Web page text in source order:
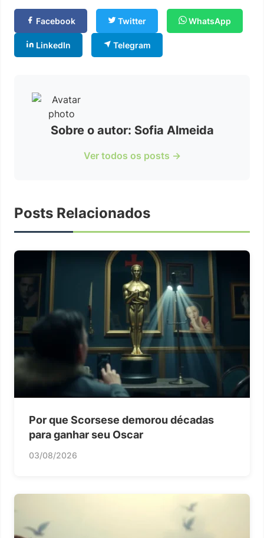
Facebook Twitter WhatsApp
LinkedIn Telegram
Sobre o autor: Sofia Almeida
Ver todos os posts →
Posts Relacionados
Por que Scorsese demorou décadas
para ganhar seu Oscar
03/08/2026